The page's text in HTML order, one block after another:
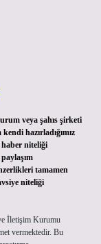
veya şahıs şirketi
hazırladığımız
haber niteliği
tamamen
niteliği
İletişim Kurumu
vermektedir. Bu